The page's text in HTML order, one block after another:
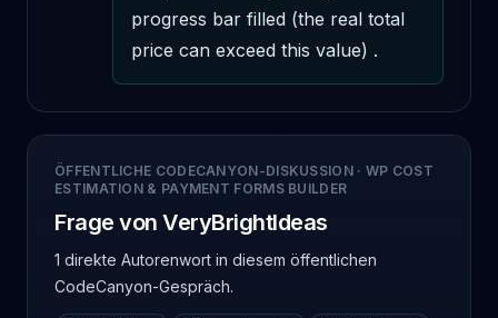
progress bar filled (the real total
price can exceed this value) .
ÖFFENTLICHE CODECANYON-DISKUSSION· WP COST
ESTIMATION & PAYMENT FORMS BUILDER
Frage von VeryBrightIdeas
1 direkte Autorenwort in diesem öffentlichen
CodeCanyon-Gespräch.